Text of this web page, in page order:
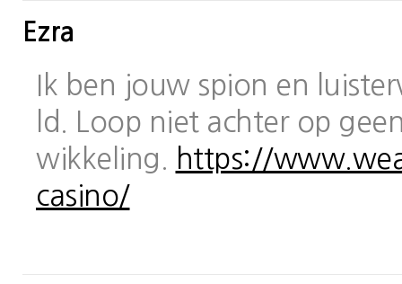
Ezra
Ik ben jouw spion en
ld. Loop niet achter op
wikkeling.
https://
casino/